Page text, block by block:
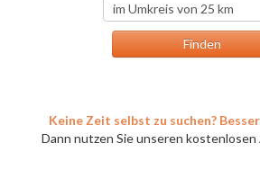
Keine Zeit selbst zu suchen?
Dann nutzen Sie unseren kostenlosen